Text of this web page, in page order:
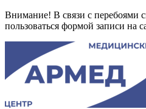
Внимание! В связи с перебоями
пользоваться формой записи на